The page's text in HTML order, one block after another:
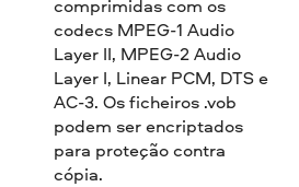
comprimidas com os
codecs MPEG-1 Audio
Layer II, MPEG-2 Audio
Layer I, Linear PCM, DTS e
AC-3. Os ficheiros .vob
podem ser encriptados
para proteção contra
cópia.